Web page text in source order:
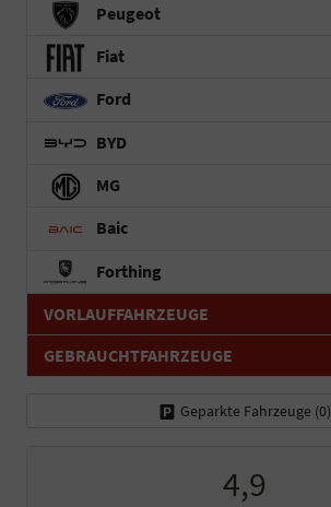
Peugeot
Fiat
Ford
BYD
MG
Baic
Forthing
VORLAUFFAHRZEUGE
GEBRAUCHTFAHRZEUGE
Geparkte Fahrzeuge (0)
4,9